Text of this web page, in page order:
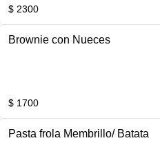
$ 2300
Brownie con Nueces
$ 1700
Pasta frola Membrillo/ Batata